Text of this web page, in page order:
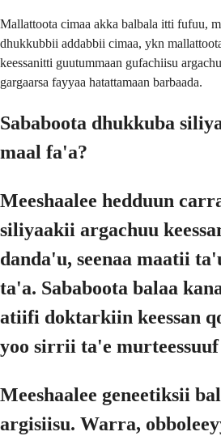
Mallattoota cimaa akka balbala itti fufuu,
dhukkubbii addabbii cimaa, ykn
keessanitti guutummaan gufachiisu
gargaarsa fayyaa hatattamaan barbaada.
Sababoota dhukkuba
maal fa'a?
Meeshaalee hedduun
siliyaakii argachuu
danda'u, seenaa maatii
ta'a. Sababoota balaa
atiifi doktarkiin keessan
yoo sirrii ta'e
Meeshaalee geneetiksii
argisiisu. Warra,